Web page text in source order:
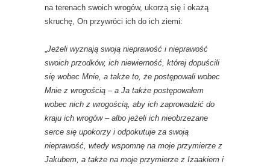
na terenach swoich wrogów, ukorzą się i okażą
skruchę, On przywróci ich do ich ziemi:
„Jeżeli wyznają swoją nieprawość i nieprawość
swoich przodków, ich niewierność, której dopuścili
się wobec Mnie, a także to, że postępowali wobec
Mnie z wrogością – a Ja także postępowałem
wobec nich z wrogością, aby ich zaprowadzić do
kraju ich wrogów – albo jeżeli ich nieobrzezane
serce się upokorzy i odpokutuje za swoją
nieprawość, wtedy wspomnę na moje przymierze z
Jakubem, a także na moje przymierze z Izaakiem i